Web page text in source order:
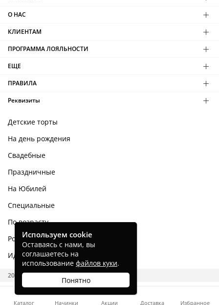
О НАС
КЛИЕНТАМ
ПРОГРАММА ЛОЯЛЬНОСТИ
ЕЩЕ
ПРАВИЛА
Реквизиты
Детские торты
На день рождения
Свадебные
Праздничные
На Юбилей
Специальные
По возрасту
Родным и близким
Идеи тортов
2026 CAKES.RU
Каталог Начинки Акции Доставка Избранное
Используем cookie
Оставаясь с нами, вы
соглашаетесь на
использование файлов куки.
Понятно